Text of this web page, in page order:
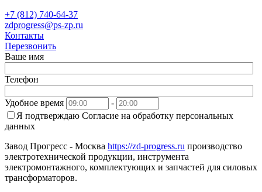
+7 (812) 740-64-37
zdprogress@ps-zp.ru
Контакты
Перезвонить
Ваше имя
Телефон
Удобное время
-
Я подтверждаю Согласие на обработку персональных
данных
Завод Прогресс - Москва https://zd-progress.ru производство
электротехнической продукции, инструмента
электромонтажного, комплектующих и запчастей для силовых
трансформаторов.